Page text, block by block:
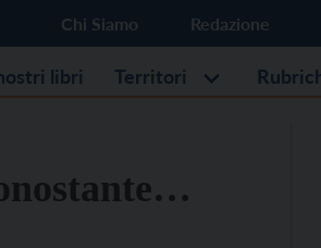
Chi Siamo Redazione
libri Territori